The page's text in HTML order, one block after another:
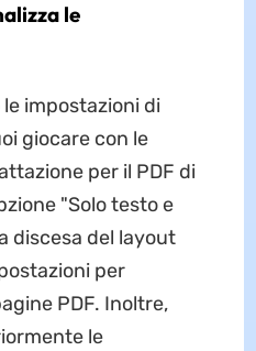
le
impostazioni di
giocare con le
per il PDF di
"Solo testo e
discesa del layout
per
PDF. Inoltre,
le